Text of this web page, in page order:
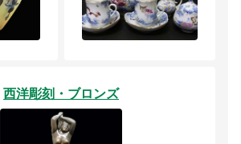
西洋彫刻・ブロンズ